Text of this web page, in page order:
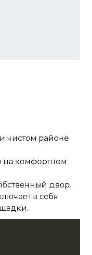
чистом районе
на комфортном
двор.
в себя